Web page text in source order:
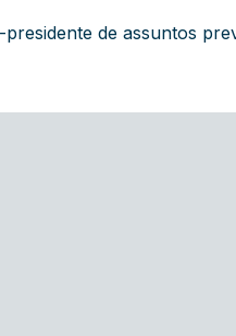
de assuntos